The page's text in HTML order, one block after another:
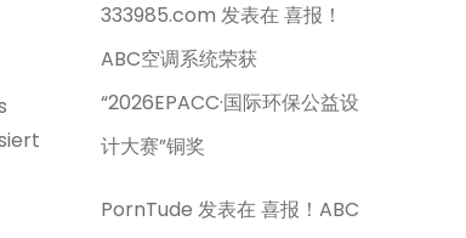
333985.com 发表在喜报！
ABC空调系统荣获
“2026EPACC·国际环保公益设
计大赛”铜奖
PornTude 发表在喜报！ABC